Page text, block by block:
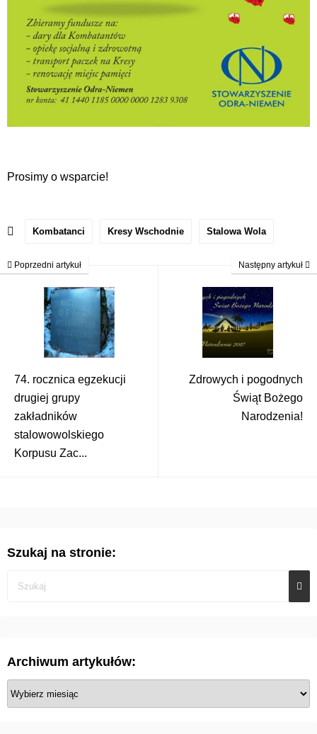
Prosimy o wsparcie!
Kombatanci Kresy Wschodnie Stalowa Wola
Poprzedni artykuł
74. rocznica egzekucji
drugiej grupy
zakładników
stalowowolskiego
Korpusu Zac...
Następny artykuł
Zdrowych i pogodnych
Świąt Bożego
Narodzenia!
Szukaj na stronie:
Archiwum artykułów:
A
r